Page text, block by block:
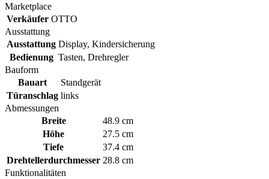
Marketplace
Verkäufer OTTO
Ausstattung
Ausstattung Display, Kindersicherung
Bedienung Tasten, Drehregler
Bauform
Bauart
Standgerät
Türanschlag links
Abmessungen
Breite
48.9 cm
Höhe
27.5 cm
Tiefe
37.4 cm
Drehtellerdurchmesser 28.8 cm
Funktionalitäten